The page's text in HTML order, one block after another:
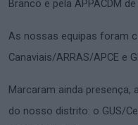
Branco e pela APPACDM
As nossas equipas foram
Canaviais/ARRAS/APCE e
Marcaram ainda presença,
do nosso distrito: o GUS/